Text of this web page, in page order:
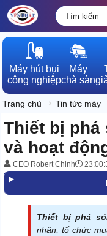
Máy hút bụi
công nghiệp
Máy
chà sàn
Trang chủ Tin tức máy
Thiết bị phá
và hoạt
CEO Robert Chinh
Thiết bị phá
nhân, tổ chức